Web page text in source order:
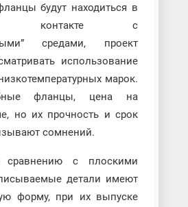
будут находиться в
контакте с
средами, проект
использование
марок.
фланцы, цена на
но их прочность и срок
сомнений.
с плоскими
детали имеют
форму, при их выпуске